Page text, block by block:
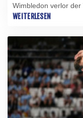
Wimbledon verlor
Leistung mit 7:6
Jährigen schon
WEITERLESEN